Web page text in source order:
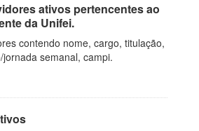
ativos pertencentes ao
da Unifei.
contendo nome, cargo, titulação,
semanal, campi.